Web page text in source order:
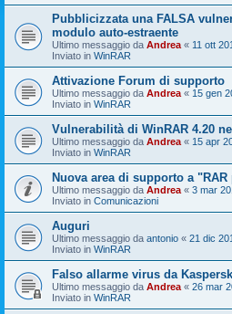
Pubblicizzata una FALSA
modulo auto-estraente
Ultimo messaggio da Andrea « 11 ott
Inviato in WinRAR
Attivazione Forum di supporto
Ultimo messaggio da Andrea « 15 gen
Inviato in WinRAR
Vulnerabilità di WinRAR 4.20
Ultimo messaggio da Andrea « 15 apr
Inviato in WinRAR
Nuova area di supporto a
Ultimo messaggio da Andrea « 3 mar
Inviato in Comunicazioni
Auguri
Ultimo messaggio da antonio « 21 dic
Inviato in WinRAR
Falso allarme virus da
Ultimo messaggio da Andrea « 26 mar
Inviato in WinRAR